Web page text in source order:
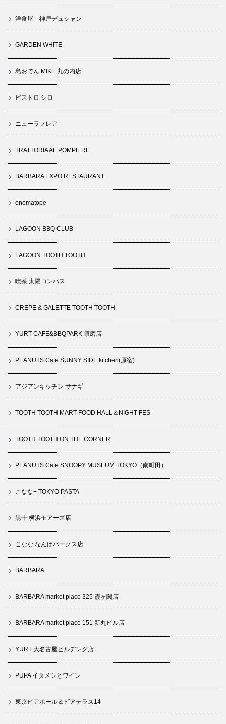
洋食屋 神戸デュシャン
GARDEN WHITE
島おでん MIKE 丸の内店
ビストロ シロ
ニューラフレア
TRATTORIA AL POMPIERE
BARBARA EXPO RESTAURANT
onomatope
LAGOON BBQ CLUB
LAGOON TOOTH TOOTH
喫茶 太陽コンパス
CREPE & GALETTE TOOTH TOOTH
YURT CAFE&BBQPARK 須磨店
PEANUTS Cafe SUNNY SIDE kitchen(原宿)
アジアンキッチン サナギ
TOOTH TOOTH MART FOOD HALL＆NIGHT FES
TOOTH TOOTH ON THE CORNER
PEANUTS Cafe SNOOPY MUSEUM TOKYO（南町田）
こなな+ TOKYO PASTA
黒十 横浜モアーズ店
こなな なんばパークス店
BARBARA
BARBARA market place 325 霞ヶ関店
BARBARA market place 151 新丸ビル店
YURT 大名古屋ビルヂング店
PUPA イタメシとワイン
東京ビアホール＆ビアテラス14